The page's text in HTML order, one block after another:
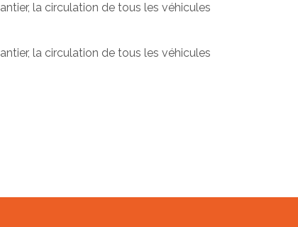
la circulation de tous les véhicules
la circulation de tous les véhicules